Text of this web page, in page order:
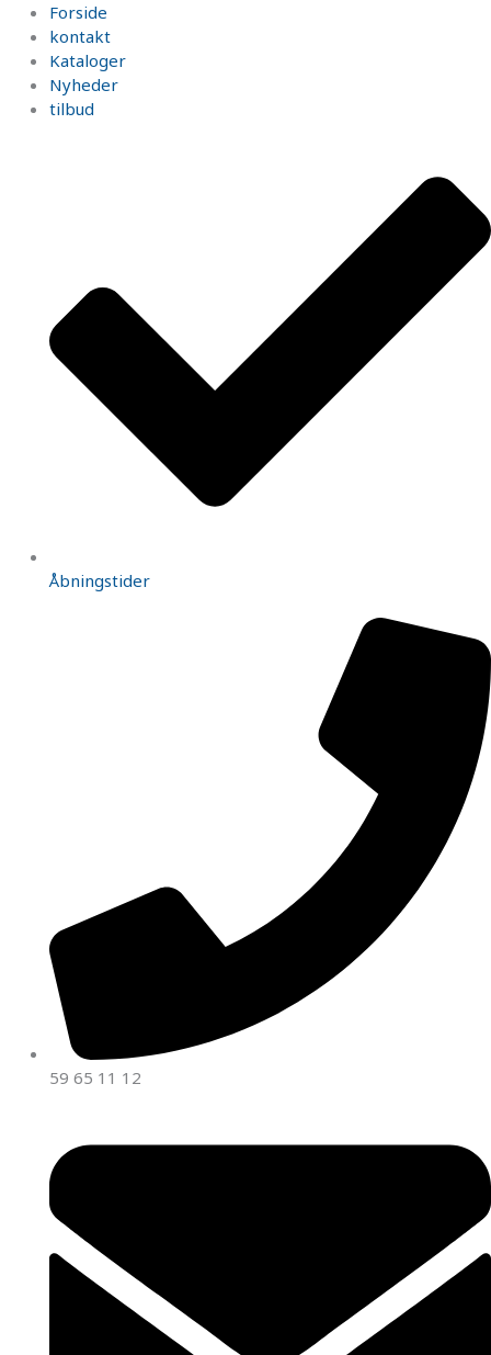
Forside
kontakt
Kataloger
Nyheder
tilbud
Åbningstider
59 65 11 12